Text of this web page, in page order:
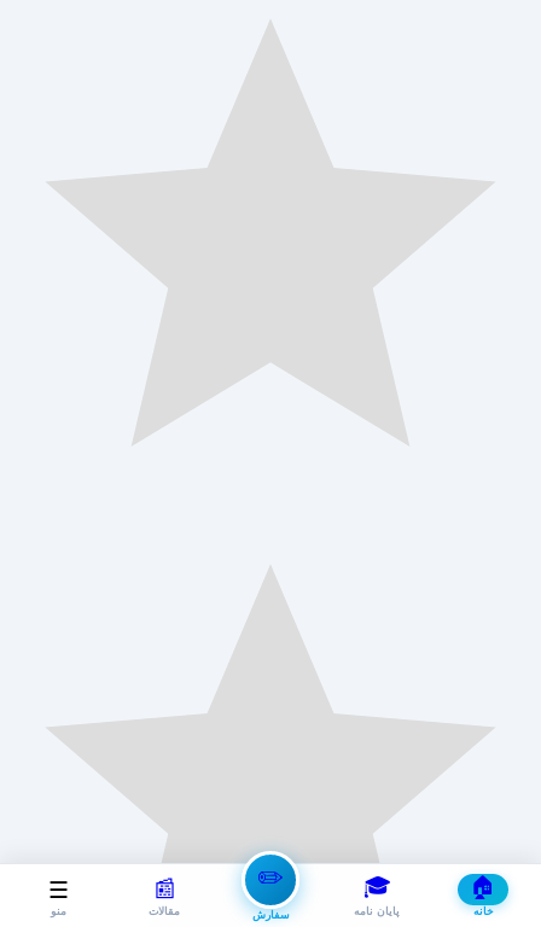
🏠
خانه
🎓
پایان نامه
✏️
سفارش
📰
مقالات
☰
منو